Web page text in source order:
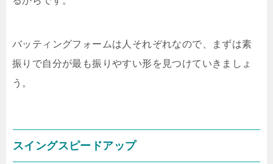
バッティングフォームは人それぞれなので、まずは素
振りで自分が最も振りやすい形を見つけていきましょ
う。
スイングスピードアップ